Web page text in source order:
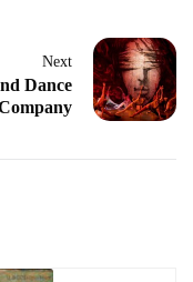
Next
Dance